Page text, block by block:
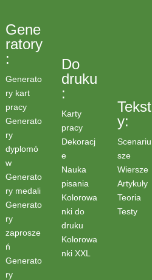
Gene
ratory
:
Generato
ry kart
pracy
Generato
ry
dyplomó
w
Generato
ry medali
Generato
ry
zaprosze
ń
Generato
ry
Do
druku
:
Karty
pracy
Dekoracj
e
Nauka
pisania
Kolorowa
nki do
druku
Kolorowa
nki XXL
Tekst
y:
Scenariu
sze
Wiersze
Artykuły
Teoria
Testy